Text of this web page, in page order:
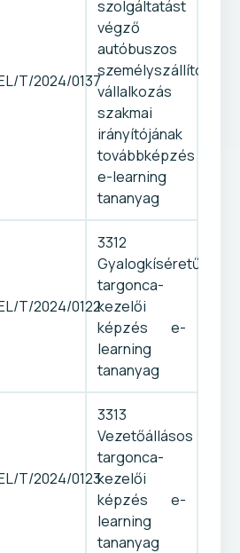
T/2024/0137
szolgáltatást
végző
autóbuszos
személyszállító-
vállalkozás
szakmai
irányítójának
továbbképzés
e-learning
tananyag
T/2024/0122
3312
Gyalogkíséretű
targonca-
kezelői
képzés e-
learning
tananyag
T/2024/0123
3313
Vezetőállásos
targonca-
kezelői
képzés e-
learning
tananyag